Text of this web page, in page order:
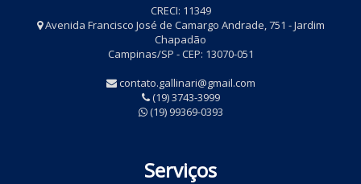
CRECI: 11349
Avenida Francisco José de Camargo Andrade, 751 - Jardim
Chapadão
Campinas/SP - CEP: 13070-051
contato.gallinari@gmail.com
(19) 3743-3999
(19) 99369-0393
Serviços